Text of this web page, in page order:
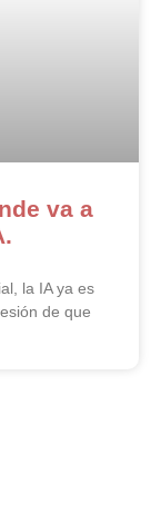
va a
la IA ya es
de que